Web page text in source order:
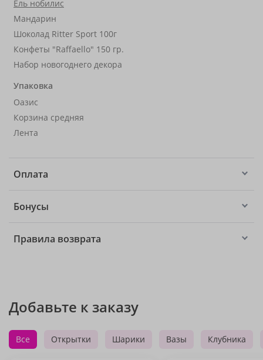
Ель нобилис
Мандарин
Шоколад Ritter Sport 100г
Конфеты "Raffaello" 150 гр.
Набор новогоднего декора
Упаковка
Оазис
Корзина средняя
Лента
Оплата
Бонусы
Правила возврата
Добавьте к заказу
Все Открытки Шарики Вазы Клубника